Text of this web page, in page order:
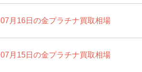
07月16日の金プラチナ買取相場
07月15日の金プラチナ買取相場